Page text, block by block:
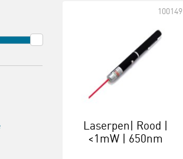
Laserpen| Rood |
<1mW | 650nm
100149